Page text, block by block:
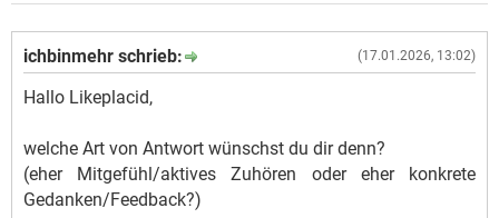
(17.01.2026, 13:02)
ichbinmehr schrieb:
Hallo Likeplacid,
welche Art von Antwort wünschst du dir denn?
(eher Mitgefühl/aktives Zuhören oder eher konkrete
Gedanken/Feedback?)